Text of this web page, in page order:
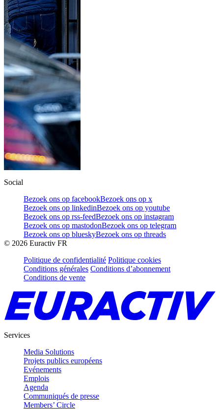
Social
Bezoek ons op facebookBezoek ons op x
Bezoek ons op linkedinBezoek ons op youtube
Bezoek ons op rss-feedBezoek ons op instagram
Bezoek ons op mastodonBezoek ons op telegram
Bezoek ons op blueskyBezoek ons op threads
© 2026 Euractiv FR
Politique de confidentialité Politique cookies
Conditions générales Conditions d’abonnement
Conditions de vente
Services
Media Solutions
Projets publics européens
Evénements
Emplois
Agenda
Communiqués de presse
Members’ Circle